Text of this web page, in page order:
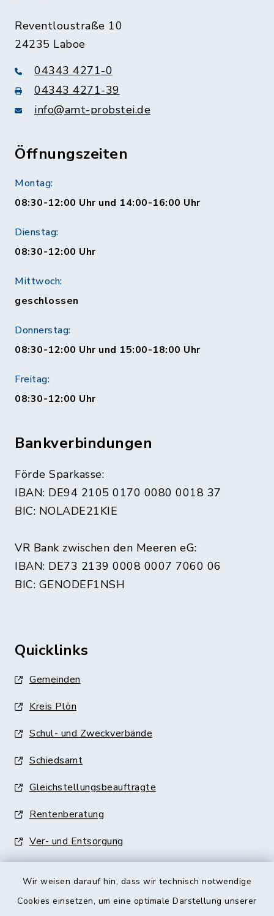
Wir weisen darauf hin, dass wir technisch notwendige
Cookies einsetzen, um eine optimale Darstellung unserer
Reventloustraße 10
24235 Laboe
04343 4271-0
04343 4271-39
info@amt-probstei.de
Öffnungszeiten
Montag:
08:30-12:00 Uhr und 14:00-16:00 Uhr
Dienstag:
08:30-12:00 Uhr
Mittwoch:
geschlossen
Donnerstag:
08:30-12:00 Uhr und 15:00-18:00 Uhr
Freitag:
08:30-12:00 Uhr
Bankverbindungen
Förde Sparkasse:
IBAN: DE94 2105 0170 0080 0018 37
BIC: NOLADE21KIE
VR Bank zwischen den Meeren eG:
IBAN: DE73 2139 0008 0007 7060 06
BIC: GENODEF1NSH
Quicklinks
Gemeinden
Kreis Plön
Schul- und Zweckverbände
Schiedsamt
Gleichstellungsbeauftragte
Rentenberatung
Ver- und Entsorgung